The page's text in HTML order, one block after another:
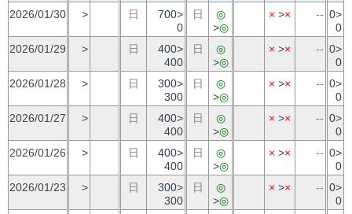
2026/01/30
> 日
700>
0
日
◎
>◎
× >× -- 0>
0
2026/01/29
> 日
400>
400
日
◎
>◎
× >× -- 0>
0
2026/01/28
> 日
300>
300
日
◎
>◎
× >× -- 0>
0
2026/01/27
> 日
400>
400
日
◎
>◎
× >× -- 0>
0
2026/01/26
> 日
400>
400
日
◎
>◎
× >× -- 0>
0
2026/01/23
> 日
300>
300
日
◎
>◎
× >× -- 0>
0